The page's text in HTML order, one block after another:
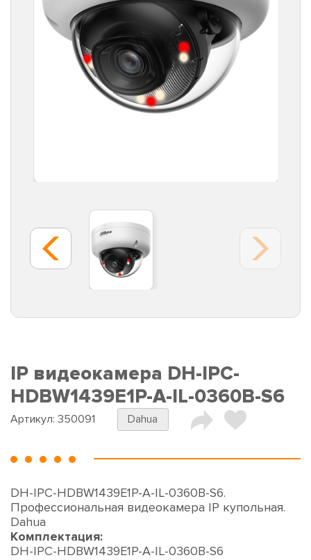
IP видеокамера DH-IPC-
HDBW1439E1P-A-IL-0360B-S6
Артикул: 350091 Dahua
DH-IPC-HDBW1439E1P-A-IL-0360B-S6.
Профессиональная видеокамера IP купольная.
Dahua
Комплектация:
DH-IPC-HDBW1439E1P-A-IL-0360B-S6